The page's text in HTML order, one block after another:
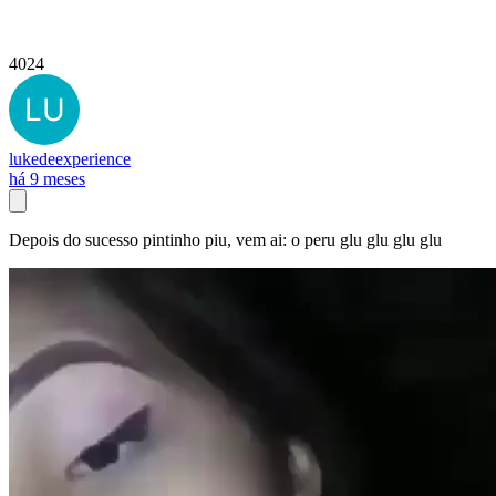
4024
lukedeexperience
há 9 meses
Depois do sucesso pintinho piu, vem ai: o peru glu glu glu glu